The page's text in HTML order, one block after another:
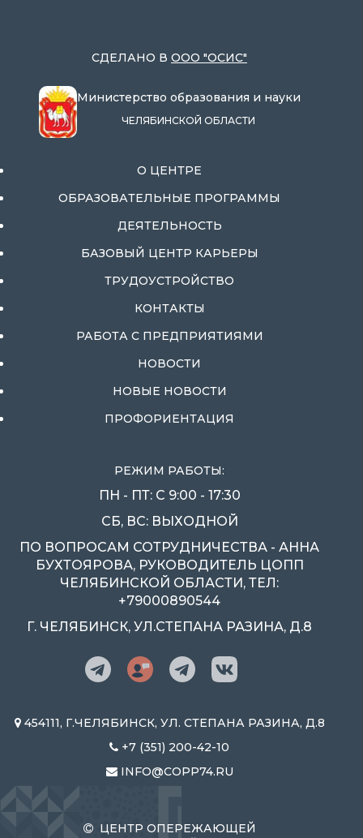
СДЕЛАНО В ООО "ОСИС"
Министерство образования и науки
ЧЕЛЯБИНСКОЙ ОБЛАСТИ
О ЦЕНТРЕ
ОБРАЗОВАТЕЛЬНЫЕ ПРОГРАММЫ
ДЕЯТЕЛЬНОСТЬ
БАЗОВЫЙ ЦЕНТР КАРЬЕРЫ
ТРУДОУСТРОЙСТВО
КОНТАКТЫ
РАБОТА С ПРЕДПРИЯТИЯМИ
НОВОСТИ
НОВЫЕ НОВОСТИ
ПРОФОРИЕНТАЦИЯ
РЕЖИМ РАБОТЫ:
ПН - ПТ: С 9:00 - 17:30
СБ, ВС: ВЫХОДНОЙ
ПО ВОПРОСАМ СОТРУДНИЧЕСТВА - АННА
БУХТОЯРОВА, РУКОВОДИТЕЛЬ ЦОПП
ЧЕЛЯБИНСКОЙ ОБЛАСТИ, ТЕЛ:
+79000890544
Г. ЧЕЛЯБИНСК, УЛ.СТЕПАНА РАЗИНА, Д.8
454111, Г.ЧЕЛЯБИНСК, УЛ. СТЕПАНА РАЗИНА, Д.8
+7 (351) 200-42-10
INFO@COPP74.RU
ЦЕНТР ОПЕРЕЖАЮЩЕЙ